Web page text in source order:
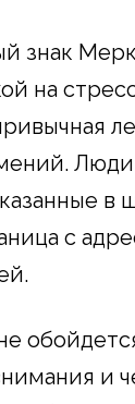
знак
на
с
и